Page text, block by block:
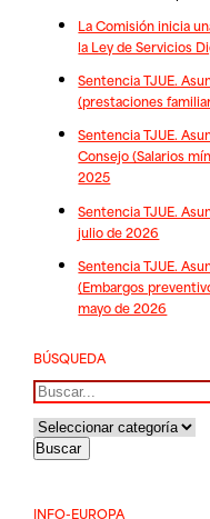
La Comisión inicia
la Ley de Servicios
Sentencia TJUE.
(prestaciones
Sentencia TJUE.
Consejo (Salarios
2025
Sentencia TJUE.
julio de 2026
Sentencia TJUE.
(Embargos
mayo de 2026
BÚSQUEDA
Buscar
INFO-EUROPA